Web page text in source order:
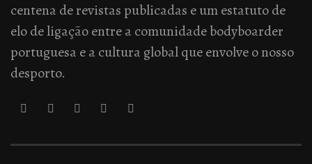
centena de revistas publicadas e um estatuto de
elo de ligação entre a comunidade bodyboarder
portuguesa e a cultura global que envolve o nosso
desporto.